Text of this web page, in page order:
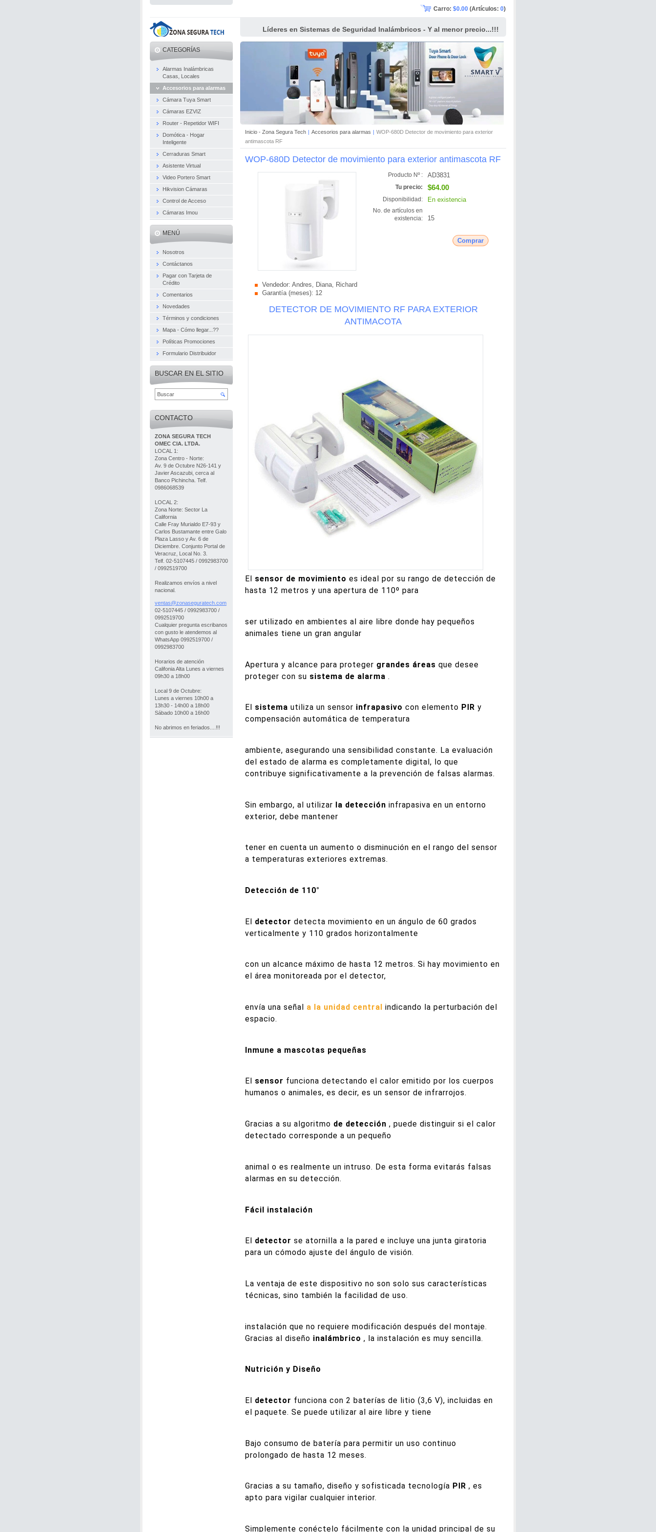
Líderes en Sistemas de Seguridad Inalámbricos - Y al menor precio...!!!
Inicio - Zona Segura Tech | Accesorios para alarmas | WOP-680D Detector de movimiento para exterior
antimascota RF
WOP-680D Detector de movimiento para exterior antimascota RF
Vendedor: Andres, Diana, Richard
Garantía (meses): 12
Producto Nº : AD3831
Tu precio: $64.00
Disponibilidad: En existencia
No. de artículos en
existencia:
15
Comprar
DETECTOR DE MOVIMIENTO RF PARA EXTERIOR
ANTIMACOTA
El sensor de movimiento es ideal por su rango de detección de
hasta 12 metros y una apertura de 110º para
ser utilizado en ambientes al aire libre donde hay pequeños
animales tiene un gran angular
Apertura y alcance para proteger grandes áreas que desee
proteger con su sistema de alarma .
El sistema utiliza un sensor infrapasivo con elemento PIR y
compensación automática de temperatura
ambiente, asegurando una sensibilidad constante. La evaluación
del estado de alarma es completamente digital, lo que
contribuye significativamente a la prevención de falsas alarmas.
Sin embargo, al utilizar la detección infrapasiva en un entorno
exterior, debe mantener
tener en cuenta un aumento o disminución en el rango del sensor
a temperaturas exteriores extremas.
Detección de 110°
El detector detecta movimiento en un ángulo de 60 grados
verticalmente y 110 grados horizontalmente
con un alcance máximo de hasta 12 metros. Si hay movimiento en
el área monitoreada por el detector,
envía una señal a la unidad central indicando la perturbación del
espacio.
Inmune a mascotas pequeñas
El sensor funciona detectando el calor emitido por los cuerpos
humanos o animales, es decir, es un sensor de infrarrojos.
Gracias a su algoritmo de detección , puede distinguir si el calor
detectado corresponde a un pequeño
animal o es realmente un intruso. De esta forma evitarás falsas
alarmas en su detección.
Fácil instalación
El detector se atornilla a la pared e incluye una junta giratoria
para un cómodo ajuste del ángulo de visión.
La ventaja de este dispositivo no son solo sus características
técnicas, sino también la facilidad de uso.
instalación que no requiere modificación después del montaje.
Gracias al diseño inalámbrico , la instalación es muy sencilla.
Nutrición y Diseño
El detector funciona con 2 baterías de litio (3,6 V), incluidas en
el paquete. Se puede utilizar al aire libre y tiene
Bajo consumo de batería para permitir un uso continuo
prolongado de hasta 12 meses.
Gracias a su tamaño, diseño y sofisticada tecnología PIR , es
apto para vigilar cualquier interior.
Simplemente conéctelo fácilmente con la unidad principal de su
CATEGORÍAS
Alarmas Inalámbricas
Casas, Locales
Accesorios para alarmas
Cámara Tuya Smart
Cámaras EZVIZ
Router - Repetidor WIFI
Domótica - Hogar
Inteligente
Cerraduras Smart
Asistente Virtual
Video Portero Smart
Hikvision Cámaras
Control de Acceso
Cámaras Imou
MENÚ
Nosotros
Contáctanos
Pagar con Tarjeta de
Crédito
Comentarios
Novedades
Términos y condiciones
Mapa - Cómo llegar...??
Políticas Promociones
Formulario Distribuidor
BUSCAR EN EL SITIO
CONTACTO
ZONA SEGURA TECH
OMEC CIA. LTDA.
LOCAL 1:
Zona Centro - Norte:
Av. 9 de Octubre N26-141 y
Javier Ascazubi, cerca al
Banco Pichincha. Telf.
0986068539
LOCAL 2:
Zona Norte: Sector La
California
Calle Fray Murialdo E7-93 y
Carlos Bustamante entre Galo
Plaza Lasso y Av. 6 de
Diciembre. Conjunto Portal de
Veracruz, Local No. 3.
Telf. 02-5107445 / 0992983700
/ 0992519700
Realizamos envíos a nivel
nacional.
ventas@zonaseguratech.com
02-5107445 / 0992983700 /
0992519700
Cualquier pregunta escribanos
con gusto le atendemos al
WhatsApp 0992519700 /
0992983700
Horarios de atención
Califonia Alta Lunes a viernes
09h30 a 18h00
Local 9 de Octubre:
Lunes a viernes 10h00 a
13h30 - 14h00 a 18h00
Sábado 10h00 a 16h00
No abrimos en feriados....!!!
Carro: $0.00 (Artículos: 0)